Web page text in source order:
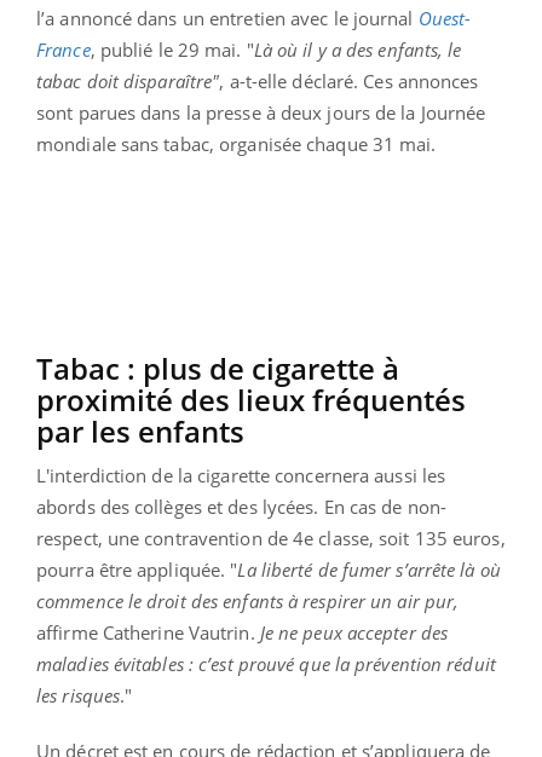
l’a annoncé dans un entretien avec le journal Ouest-
France, publié le 29 mai. "Là où il y a des enfants, le
tabac doit disparaître", a-t-elle déclaré. Ces annonces
sont parues dans la presse à deux jours de la Journée
mondiale sans tabac, organisée chaque 31 mai.
Tabac : plus de cigarette à
proximité des lieux fréquentés
par les enfants
L'interdiction de la cigarette concernera aussi les
abords des collèges et des lycées. En cas de non-
respect, une contravention de 4e classe, soit 135 euros,
pourra être appliquée. "La liberté de fumer s’arrête là où
commence le droit des enfants à respirer un air pur,
affirme Catherine Vautrin. Je ne peux accepter des
maladies évitables : c’est prouvé que la prévention réduit
les risques."
Un décret est en cours de rédaction et s’appliquera de